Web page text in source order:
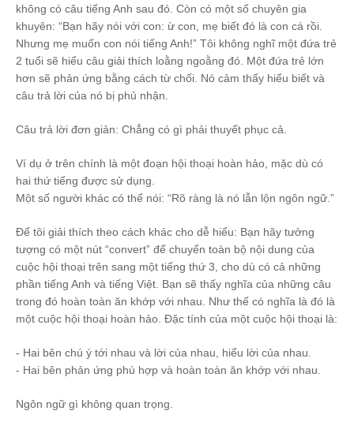
không có câu tiếng Anh sau đó. Còn có một số chuyên gia
khuyên: “Bạn hãy nói với con: ừ con, mẹ biết đó là con cá rồi.
Nhưng mẹ muốn con nói tiếng Anh!” Tôi không nghĩ một đứa trẻ
2 tuổi sẽ hiểu câu giải thích loằng ngoằng đó. Một đứa trẻ lớn
hơn sẽ phản ứng bằng cách từ chối. Nó cảm thấy hiểu biết và
câu trả lời của nó bị phủ nhận.
Câu trả lời đơn giản: Chẳng có gì phải thuyết phục cả.
Ví dụ ở trên chính là một đoạn hội thoại hoàn hảo, mặc dù có
hai thứ tiếng được sử dụng.
Một số người khác có thể nói: “Rõ ràng là nó lẫn lộn ngôn ngữ.”
Để tôi giải thích theo cách khác cho dễ hiểu: Bạn hãy tưởng
tượng có một nút “convert” để chuyển toàn bộ nội dung của
cuộc hội thoại trên sang một tiếng thứ 3, cho dù có cả những
phần tiếng Anh và tiếng Việt. Bạn sẽ thấy nghĩa của những câu
trong đó hoàn toàn ăn khớp với nhau. Như thế có nghĩa là đó là
một cuộc hội thoại hoàn hảo. Đặc tính của một cuộc hội thoại là:
- Hai bên chú ý tới nhau và lời của nhau, hiểu lời của nhau.
- Hai bên phản ứng phù hợp và hoàn toàn ăn khớp với nhau.
Ngôn ngữ gì không quan trọng.